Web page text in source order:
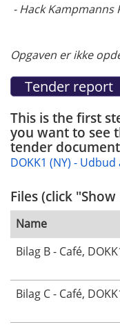
- Hack Kampmanns
Opgaven er ikke
This is the first
you want to see
tender
DOKK1 (NY) -
Files (click
Name
Bilag B - Café,
Bilag C - Café,